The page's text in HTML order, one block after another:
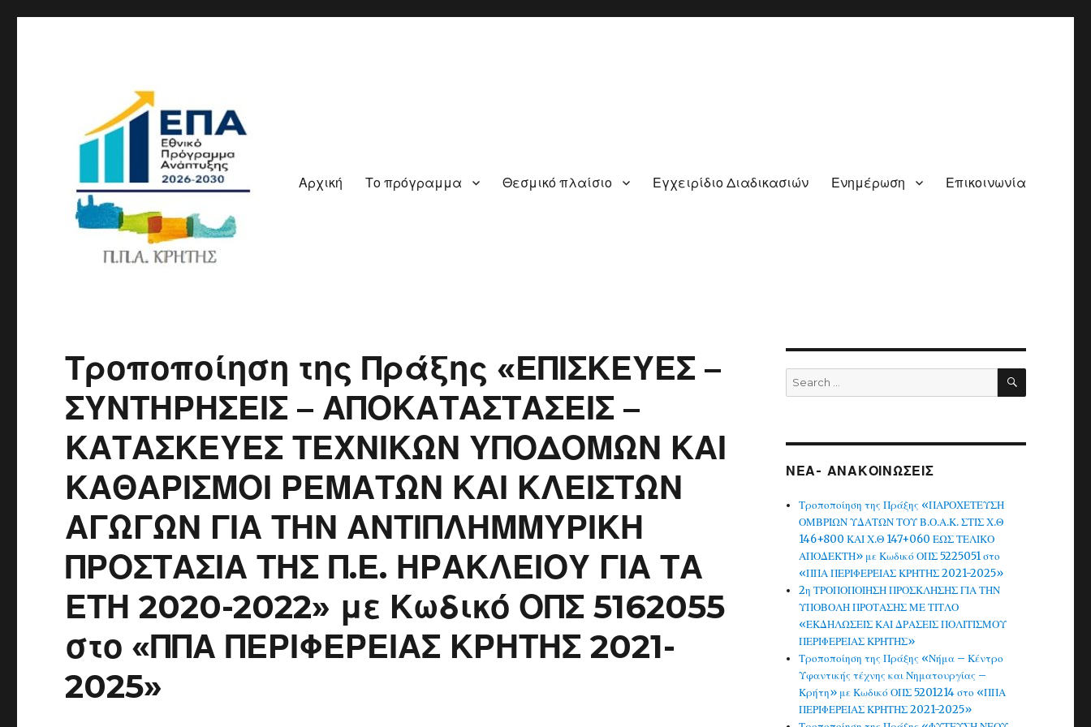
Αρχική Το πρόγραμμα Θεσμικό πλαίσιο Εγχειρίδιο Διαδικασιών Ενημέρωση Επικοινωνία
Τροποποίηση της Πράξης «ΕΠΙΣΚΕΥΕΣ –
ΣΥΝΤΗΡΗΣΕΙΣ – ΑΠΟΚΑΤΑΣΤΑΣΕΙΣ –
ΚΑΤΑΣΚΕΥΕΣ ΤΕΧΝΙΚΩΝ ΥΠΟΔΟΜΩΝ ΚΑΙ
ΚΑΘΑΡΙΣΜΟΙ ΡΕΜΑΤΩΝ ΚΑΙ ΚΛΕΙΣΤΩΝ
ΑΓΩΓΩΝ ΓΙΑ ΤΗΝ ΑΝΤΙΠΛΗΜΜΥΡΙΚΗ
ΠΡΟΣΤΑΣΙΑ ΤΗΣ Π.Ε. ΗΡΑΚΛΕΙΟΥ ΓΙΑ ΤΑ
ΕΤΗ 2020-2022» με Κωδικό ΟΠΣ 5162055
στο «ΠΠΑ ΠΕΡΙΦΕΡΕΙΑΣ ΚΡΗΤΗΣ 2021-
2025»
Search
for:
SEARCH
ΝΕΑ- ΑΝΑΚΟΙΝΩΣΕΙΣ
Τροποποίηση της Πράξης «ΠΑΡΟΧΕΤΕΥΣΗ
ΟΜΒΡΙΩΝ ΥΔΑΤΩΝ ΤΟΥ Β.Ο.Α.Κ. ΣΤΙΣ Χ.Θ
146+800 ΚΑΙ Χ.Θ 147+060 ΕΩΣ ΤΕΛΙΚΟ
ΑΠΟΔΕΚΤΗ» με Κωδικό ΟΠΣ 5225051 στο
«ΠΠΑ ΠΕΡΙΦΕΡΕΙΑΣ ΚΡΗΤΗΣ 2021-2025»
2η ΤΡΟΠΟΠΟΙΗΣΗ ΠΡΟΣΚΛΗΣΗΣ ΓΙΑ ΤΗΝ
ΥΠΟΒΟΛΗ ΠΡΟΤΑΣΗΣ ΜΕ ΤΙΤΛΟ
«ΕΚΔΗΛΩΣΕΙΣ ΚΑΙ ΔΡΑΣΕΙΣ ΠΟΛΙΤΙΣΜΟΥ
ΠΕΡΙΦΕΡΕΙΑΣ ΚΡΗΤΗΣ»
Τροποποίηση της Πράξης «Νήμα – Κέντρο
Υφαντικής τέχνης και Νηματουργίας –
Κρήτη» με Κωδικό ΟΠΣ 5201214 στο «ΠΠΑ
ΠΕΡΙΦΕΡΕΙΑΣ ΚΡΗΤΗΣ 2021-2025»